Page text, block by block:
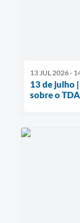
13 JUL 2026 -
13 de julho
sobre o